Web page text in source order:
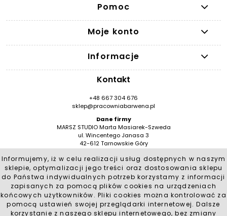
Informujemy, iż w celu realizacji usług dostępnych w naszym
sklepie, optymalizacji jego treści oraz dostosowania sklepu
do Państwa indywidualnych potrzeb korzystamy z informacji
zapisanych za pomocą plików cookies na urządzeniach
końcowych użytkowników. Pliki cookies można kontrolować za
pomocą ustawień swojej przeglądarki internetowej. Dalsze
korzystanie z naszego sklepu internetowego, bez zmiany
Pomoc
Moje konto
Informacje
Kontakt
+48 667 304 676
sklep@pracowniabarwena.pl
Dane firmy
MARSZ STUDIO Marta Masiarek-Szweda
ul. Wincentego Janasa 3
42-612 Tarnowskie Góry
REGON: 384530909 / BDO 000553553
Social Media